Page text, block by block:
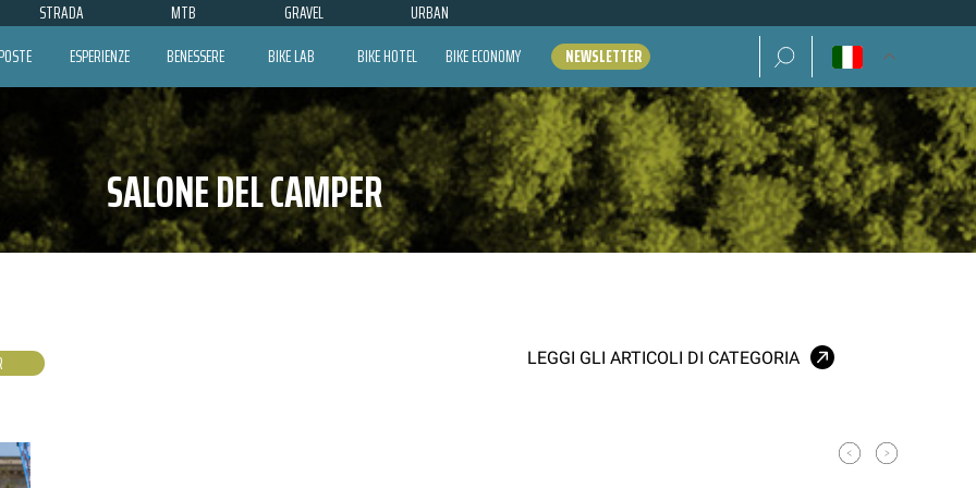
STRADA MTB GRAVEL URBAN
ESPERIENZE BENESSERE BIKE LAB BIKE HOTEL BIKE ECONOMY NEWSLETTER Ricerca per:
SALONE DEL CAMPER
LEGGI GLI ARTICOLI DI CATEGORIA